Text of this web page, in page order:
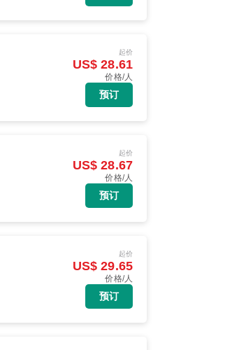
起价
US$ 28.61
价格/人
预订
起价
US$ 28.67
价格/人
预订
起价
US$ 29.65
价格/人
预订